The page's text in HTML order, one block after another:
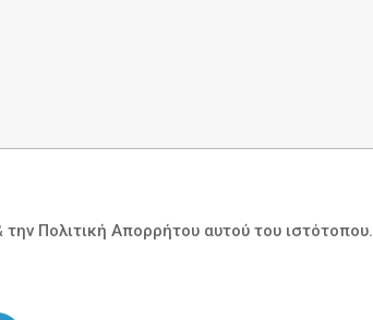
Πολιτική Απορρήτου αυτού του ιστότοπου.